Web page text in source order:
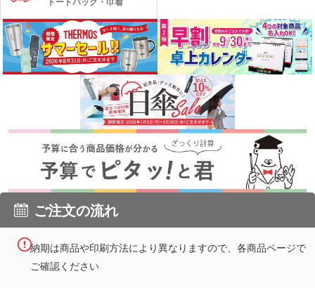
ご注文の流れ
納期は商品や印刷方法により異なりますので、各商品ページで
ご確認ください